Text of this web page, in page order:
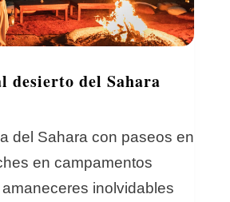
desierto del Sahara
del Sahara con paseos en
en campamentos
inolvidables